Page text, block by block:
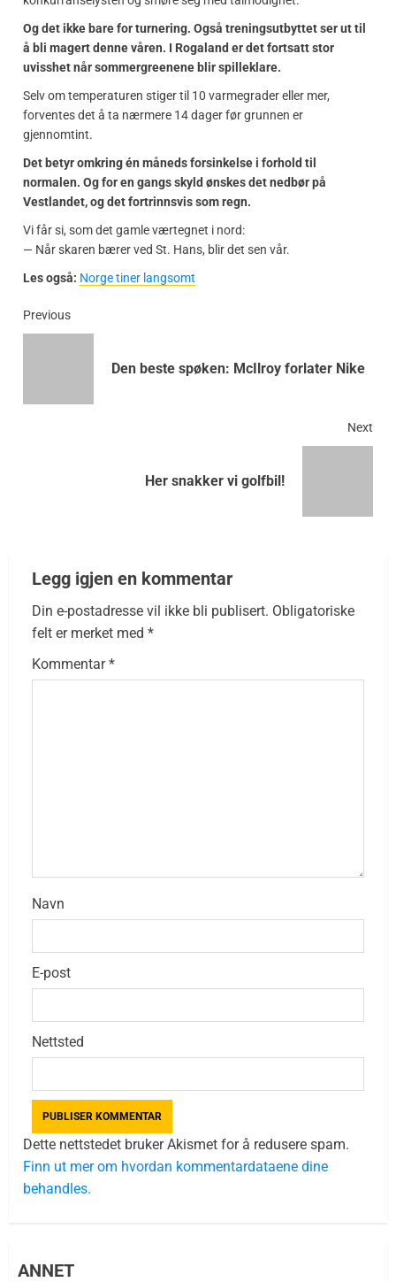
Og det ikke bare for turnering. Også treningsutbyttet ser ut til
å bli magert denne våren. I Rogaland er det fortsatt stor
uvisshet når sommergreenene blir spilleklare.
Selv om temperaturen stiger til 10 varmegrader eller mer,
forventes det å ta nærmere 14 dager før grunnen er
gjennomtint.
Det betyr omkring én måneds forsinkelse i forhold til
normalen. Og for en gangs skyld ønskes det nedbør på
Vestlandet, og det fortrinnsvis som regn.
Vi får si, som det gamle værtegnet i nord:
— Når skaren bærer ved St. Hans, blir det sen vår.
Les også: Norge tiner langsomt
Previous
Den beste spøken: McIlroy forlater Nike
Next
Her snakker vi golfbil!
Legg igjen en kommentar
Din e-postadresse vil ikke bli publisert. Obligatoriske
felt er merket med *
Kommentar*
Navn
E-post
Nettsted
Dette nettstedet bruker Akismet for å redusere spam.
Finn ut mer om hvordan kommentardataene dine
behandles.
ANNET